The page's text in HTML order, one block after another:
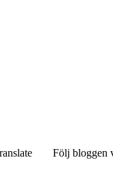
Följ bloggen